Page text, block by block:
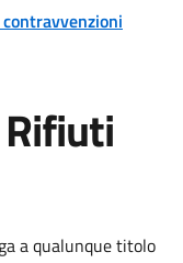
Rifiuti
a qualunque titolo